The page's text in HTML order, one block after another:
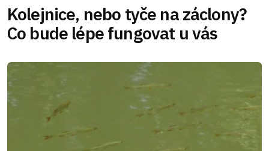
Kolejnice, nebo tyče na záclony?
Co bude lépe fungovat u vás